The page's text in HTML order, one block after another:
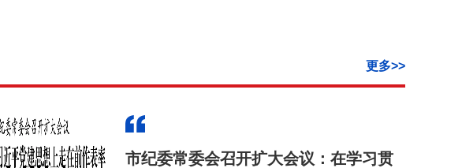
中国共产党天津市河东区第十二届纪律检查委
更多>>
市纪委常委会召开扩大会议：在学习贯